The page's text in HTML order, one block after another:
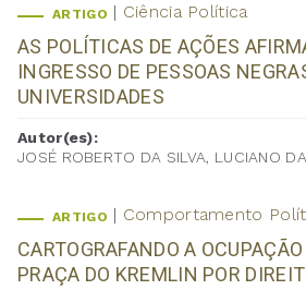
ARTIGO Ciência Política
AS POLÍTICAS DE AÇÕES
INGRESSO DE PESSOAS
UNIVERSIDADES
Autor(es):
JOSÉ ROBERTO DA SILVA, LUCIANO
ARTIGO Comportamento
CARTOGRAFANDO A
PRAÇA DO KREMLIN POR